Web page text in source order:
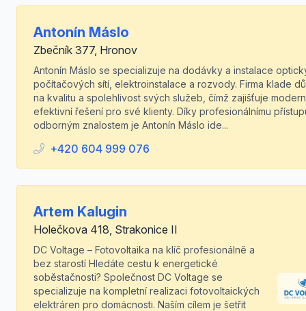
Antonín Máslo
Zbečník 377, Hronov
Antonín Máslo se specializuje na dodávky a instalace
počítačových sítí, elektroinstalace a rozvody. Firma klade
na kvalitu a spolehlivost svých služeb, čímž zajišťuje
efektivní řešení pro své klienty. Díky profesionálnímu
odborným znalostem je Antonín Máslo ide...
+420 604 999 076
Artem Kalugin
Holečkova 418, Strakonice II
DC Voltage – Fotovoltaika na klíč profesionálně a
bez starostí Hledáte cestu k energetické
soběstačnosti? Společnost DC Voltage se
specializuje na kompletní realizaci fotovoltaických
elektráren pro domácnosti. Naším cílem je šetřit